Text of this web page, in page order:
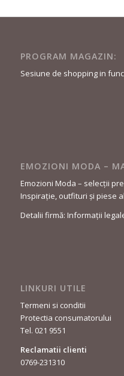
PROGRAM MAGAZIN:
Sesiune de shopping in
EMOZIONI MODA –
Emozioni Moda – selecții
Inspirație, outfituri și piese
Detalii firmă: Informații
LINKURI UTILE
Termeni si conditii
Protectia consumatorului
Tel. 021 9551
Reclamatii clienti
0769-231310